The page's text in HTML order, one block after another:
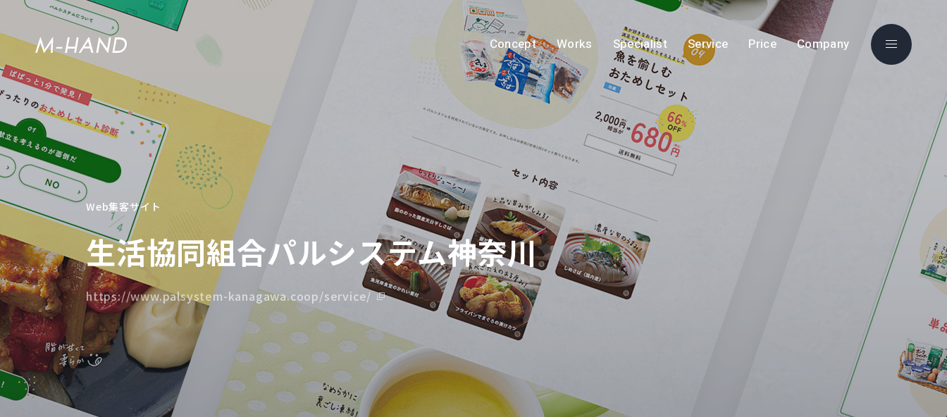
Concept Works Specialist Service Price Company
Web集客サイト
生活協同組合パルシステム神奈川
https://www.palsystem-kanagawa.coop/service/